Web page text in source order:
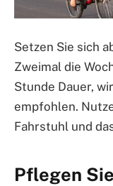
Setzen Sie sich
Zweimal die
Stunde Dauer,
empfohlen.
Fahrstuhl und
Pflegen